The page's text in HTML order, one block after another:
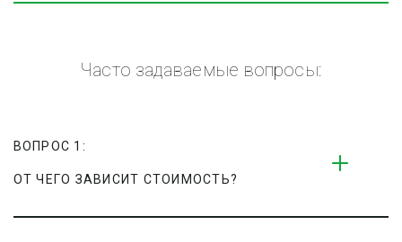
Часто задаваемые вопросы:
ВОПРОС 1:
ОТ ЧЕГО ЗАВИСИТ СТОИМОСТЬ?